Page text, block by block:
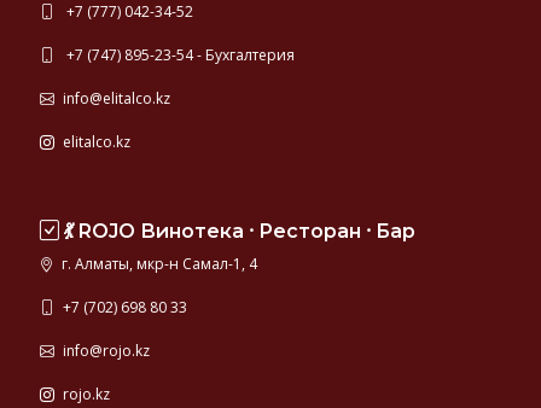
+7 (777) 042-34-52
+7 (747) 895-23-54 - Бухгалтерия
info@elitalco.kz
elitalco.kz
💃 ROJO Винотека ⸱ Ресторан ⸱ Бар
г. Алматы, мкр-н Самал-1, 4
+7 (702) 698 80 33
info@rojo.kz
rojo.kz